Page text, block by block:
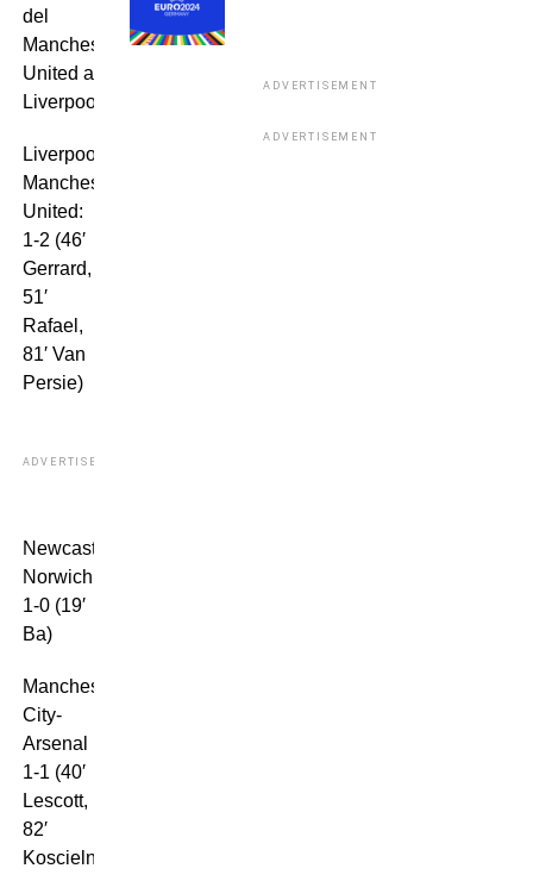
del
Manchester
United a
Liverpool.
Liverpool-
Manchester
United:
1-2 (46′
Gerrard,
51′
Rafael,
81′ Van
Persie)
ADVERTISEMENT
Newcastle-
Norwich:
1-0 (19′
Ba)
Manchester
City-
Arsenal
1-1 (40′
Lescott,
82′
Koscielny)
ADVERTISEMENT
ADVERTISEMENT